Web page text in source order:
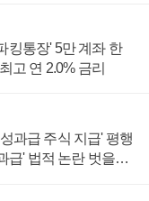
킹통장' 5만 계좌 한
고 연 2.0% 금리
과급 주식 지급' 평행
급' 법적 논란 벗을지